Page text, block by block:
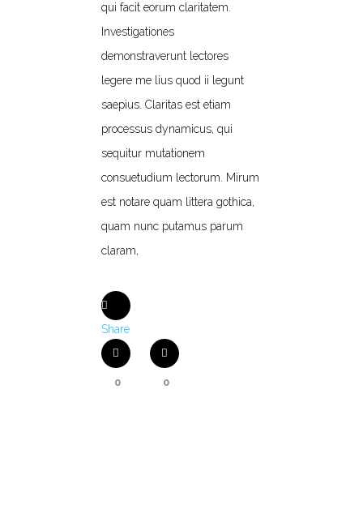
qui facit eorum claritatem.
Investigationes
demonstraverunt lectores
legere me lius quod ii legunt
saepius. Claritas est etiam
processus dynamicus, qui
sequitur mutationem
consuetudium lectorum. Mirum
est notare quam littera gothica,
quam nunc putamus parum
claram,
Share
0 0